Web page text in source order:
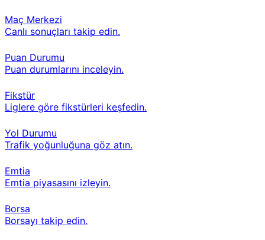
Maç Merkezi
Canlı sonuçları takip edin.
Puan Durumu
Puan durumlarını inceleyin.
Fikstür
Liglere göre fikstürleri keşfedin.
Yol Durumu
Trafik yoğunluğuna göz atın.
Emtia
Emtia piyasasını izleyin.
Borsa
Borsayı takip edin.